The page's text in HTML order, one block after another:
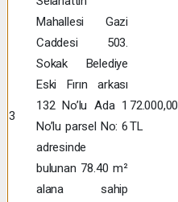
3
Mahallesi Gazi
Caddesi 503.
Sokak Belediye
Eski Fırın arkası
132 No’lu Ada 1
No’lu parsel No: 6
adresinde
bulunan 78.40 m²
alana sahip
72.000,00
TL